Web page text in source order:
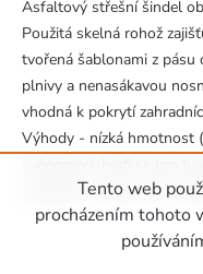
Tento web
procházením tohoto
Asfaltový střešní šindel
Použitá skelná rohož
tvořená šablonami z
plnivy a nenasákavou
vhodná k pokrytí
Výhody - nízká hmotnost
krupobití, vhodný pro
Zápatí